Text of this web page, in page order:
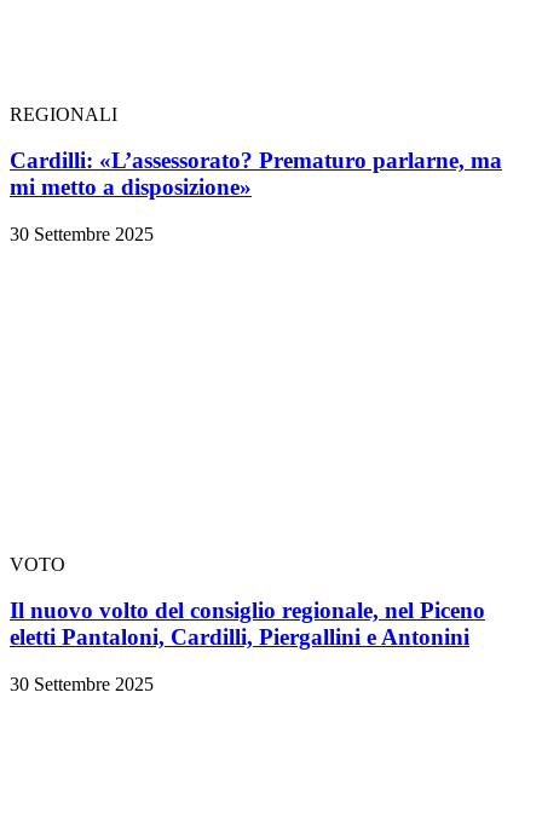
REGIONALI
Cardilli: «L’assessorato? Prematuro parlarne, ma
mi metto a disposizione»
30 Settembre 2025
VOTO
Il nuovo volto del consiglio regionale, nel Piceno
eletti Pantaloni, Cardilli, Piergallini e Antonini
30 Settembre 2025